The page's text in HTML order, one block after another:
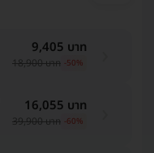
9,405 บาท
18,900 บาท -50%
16,055 บาท
39,900 บาท -60%